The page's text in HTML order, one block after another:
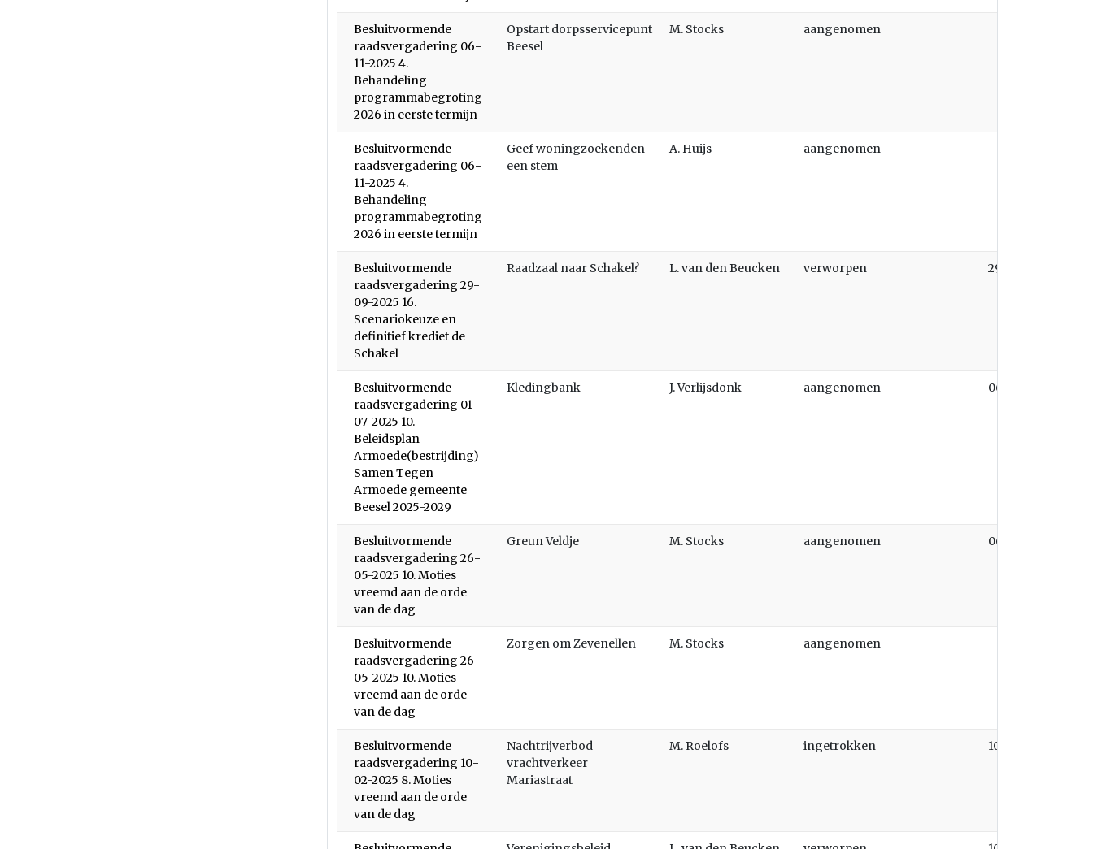
Besluitvormende
raadsvergadering 06-
11-2025 4.
Behandeling
programmabegroting
2026 in eerste termijn
Opstart dorpsservicepunt
Beesel
M. Stocks aangenomen
Besluitvormende
raadsvergadering 06-
11-2025 4.
Behandeling
programmabegroting
2026 in eerste termijn
Geef woningzoekenden
een stem
A. Huijs aangenomen
Besluitvormende
raadsvergadering 29-
09-2025 16.
Scenariokeuze en
definitief krediet de
Schakel
Raadzaal naar Schakel? L. van den Beucken verworpen 29-09-2025
Besluitvormende
raadsvergadering 01-
07-2025 10.
Beleidsplan
Armoede(bestrijding)
Samen Tegen
Armoede gemeente
Beesel 2025-2029
Kledingbank J. Verlijsdonk aangenomen 06-07-2026
Besluitvormende
raadsvergadering 26-
05-2025 10. Moties
vreemd aan de orde
van de dag
Greun Veldje M. Stocks aangenomen 06-07-2026
Besluitvormende
raadsvergadering 26-
05-2025 10. Moties
vreemd aan de orde
van de dag
Zorgen om Zevenellen M. Stocks aangenomen
Besluitvormende
raadsvergadering 10-
02-2025 8. Moties
vreemd aan de orde
van de dag
Nachtrijverbod
vrachtverkeer
Mariastraat
M. Roelofs ingetrokken 10-02-2025